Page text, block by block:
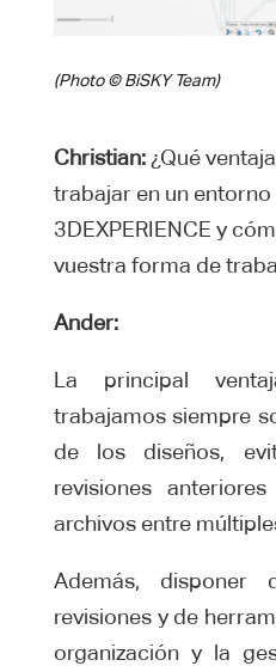
(Photo © BiSKY Team)
Christian:¿Qué
trabajar en un
3DEXPERIENCE y
vuestra forma de
Ander:
La principal
trabajamos siempre
de los diseños,
revisiones
archivos entre
Además,
revisiones y de
organización y la